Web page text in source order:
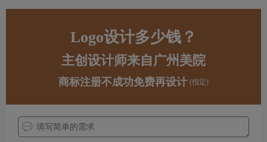
Logo设计多少钱？
主创设计师来自广州美院
商标注册不成功免费再设计 (指定)